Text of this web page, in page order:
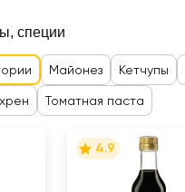
специи
Майонез Кетчупы
Томатная паста
4.9